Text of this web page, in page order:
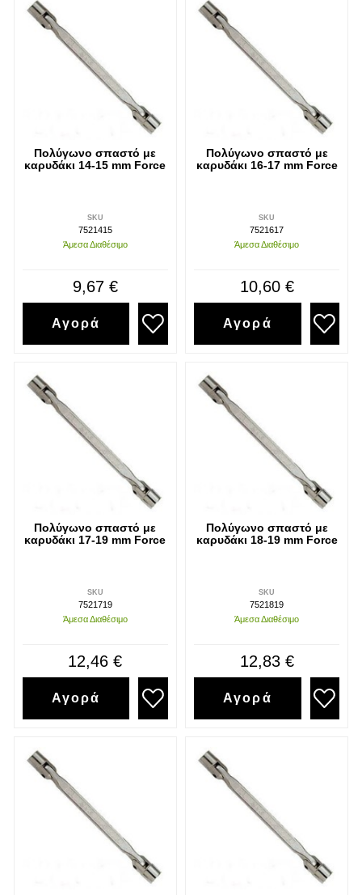
Πολύγωνο σπαστό με
καρυδάκι 14-15 mm Force
SKU
7521415
Άμεσα Διαθέσιμο
9,67 €
Αγορά
Πολύγωνο σπαστό με
καρυδάκι 16-17 mm Force
SKU
7521617
Άμεσα Διαθέσιμο
10,60 €
Αγορά
Πολύγωνο σπαστό με
καρυδάκι 17-19 mm Force
SKU
7521719
Άμεσα Διαθέσιμο
12,46 €
Αγορά
Πολύγωνο σπαστό με
καρυδάκι 18-19 mm Force
SKU
7521819
Άμεσα Διαθέσιμο
12,83 €
Αγορά